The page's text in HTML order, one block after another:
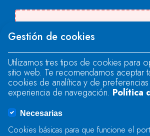
"text".
Se produjo un error al
"text".
Se produjo un error al cargar
Gestión de cookies
Utilizamos tres tipos de cookies para
sitio web. Te recomendamos aceptar
cookies de analítica y de
experiencia de navegación. Política
Necesarias
Cookies básicas para que funcione el